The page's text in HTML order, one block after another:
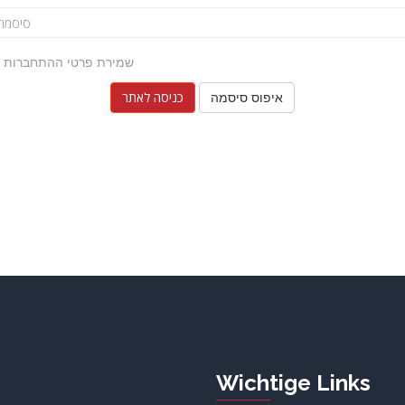
שמירת פרטי ההתחברות
איפוס סיסמה
Wichtige Links